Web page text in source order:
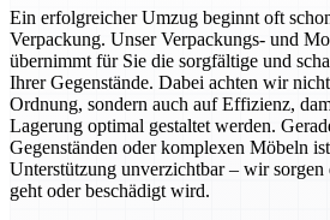
Ein erfolgreicher Umzug beginnt oft
Verpackung. Unser Verpackungs- und
übernimmt für Sie die sorgfältige und
Ihrer Gegenstände. Dabei achten wir
Ordnung, sondern auch auf Effizienz,
Lagerung optimal gestaltet werden.
Gegenständen oder komplexen Möbeln
Unterstützung unverzichtbar – wir sorgen
geht oder beschädigt wird.